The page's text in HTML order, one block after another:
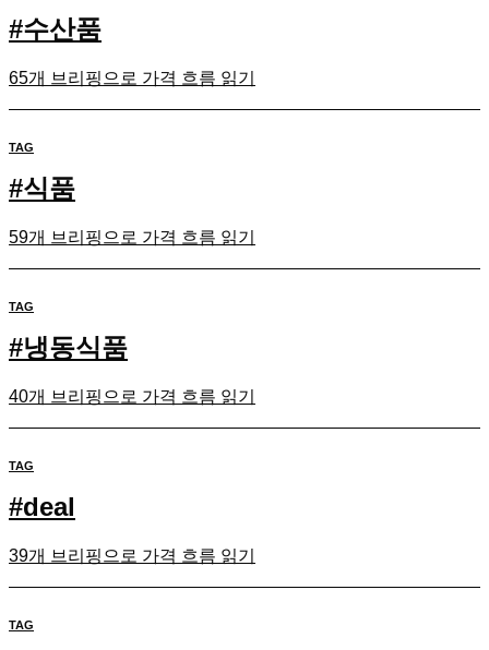
#수산품
65개 브리핑으로 가격 흐름 읽기
TAG
#식품
59개 브리핑으로 가격 흐름 읽기
TAG
#냉동식품
40개 브리핑으로 가격 흐름 읽기
TAG
#deal
39개 브리핑으로 가격 흐름 읽기
TAG